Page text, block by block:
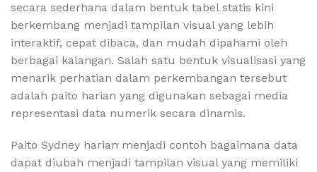
secara sederhana dalam bentuk tabel statis kini
berkembang menjadi tampilan visual yang lebih
interaktif, cepat dibaca, dan mudah dipahami oleh
berbagai kalangan. Salah satu bentuk visualisasi yang
menarik perhatian dalam perkembangan tersebut
adalah paito harian yang digunakan sebagai media
representasi data numerik secara dinamis.
Paito Sydney harian menjadi contoh bagaimana data
dapat diubah menjadi tampilan visual yang memiliki